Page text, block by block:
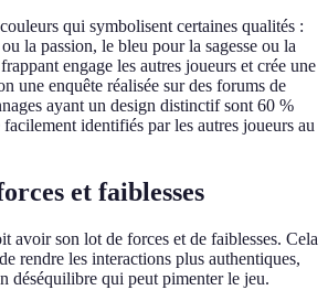
qui symbolisent certaines qualités :
la passion, le bleu pour la sagesse ou la
engage les autres joueurs et crée une
une enquête réalisée sur des forums de
ayant un design distinctif sont 60 %
identifiés par les autres joueurs au
et faiblesses
avoir son lot de forces et de faiblesses. Cela
rendre les interactions plus authentiques,
déséquilibre qui peut pimenter le jeu.